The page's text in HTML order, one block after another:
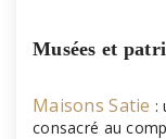
Musées et
Maisons Satie :
consacré au